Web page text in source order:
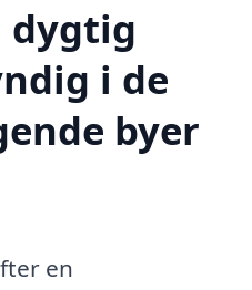
dygtig
i de
byer
en